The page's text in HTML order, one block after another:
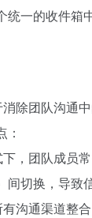
统一的收件箱
除团队沟通
，团队成员
间切换，导致
沟通渠道整